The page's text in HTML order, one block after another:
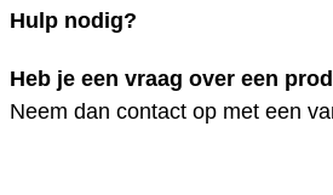
Hulp nodig?
Heb je een vraag over een
Neem dan contact op met een